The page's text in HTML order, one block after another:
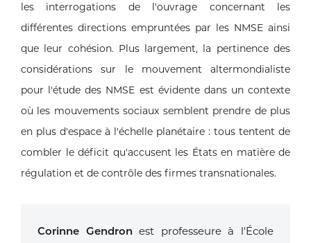
les interrogations de l'ouvrage concernant les
différentes directions empruntées par les NMSE ainsi
que leur cohésion. Plus largement, la pertinence des
considérations sur le mouvement altermondialiste
pour l'étude des NMSE est évidente dans un contexte
où les mouvements sociaux semblent prendre de plus
en plus d'espace à l'échelle planétaire : tous tentent de
combler le déficit qu'accusent les États en matière de
régulation et de contrôle des firmes transnationales.
Corinne Gendronest professeure à l'École